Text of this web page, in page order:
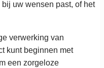
uw wensen past, of het
verwerking van
kunt beginnen met
een zorgeloze